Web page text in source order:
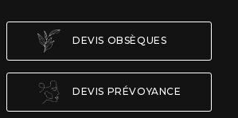
DEVIS OBSÈQUES
DEVIS PRÉVOYANCE